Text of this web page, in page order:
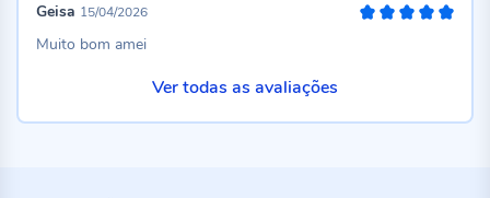
Geisa 15/04/2026
Muito bom amei
Ver todas as avaliações